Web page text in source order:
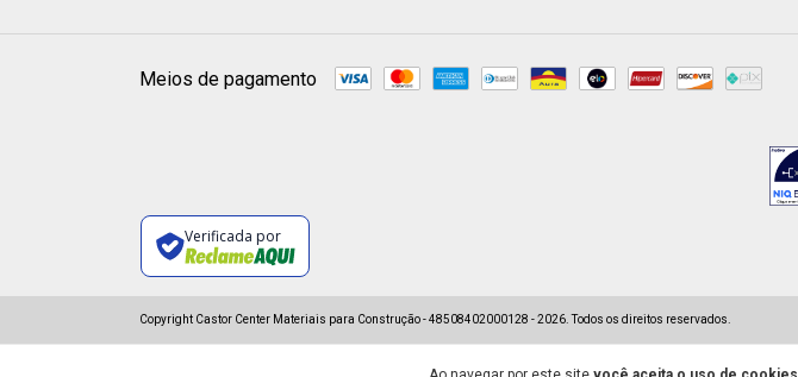
Meios de pagamento
Verificada por
Copyright Castor Center Materiais para Construção - 48508402000128 - 2026. Todos os direitos reservados.